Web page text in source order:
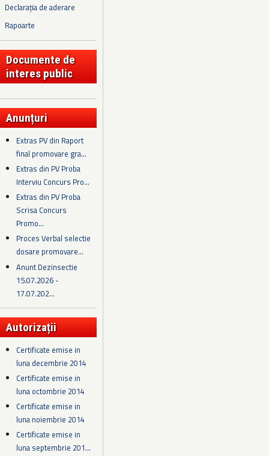
Declarația de aderare
Rapoarte
Documente de
interes public
Anunțuri
Extras PV din Raport
final promovare gra...
Extras din PV Proba
Interviu Concurs Pro...
Extras din PV Proba
Scrisa Concurs
Promo...
Proces Verbal selectie
dosare promovare...
Anunt Dezinsectie
15.07.2026 -
17.07.202...
Autorizații
Certificate emise in
luna decembrie 2014
Certificate emise in
luna octombrie 2014
Certificate emise in
luna noiembrie 2014
Certificate emise in
luna septembrie 201...